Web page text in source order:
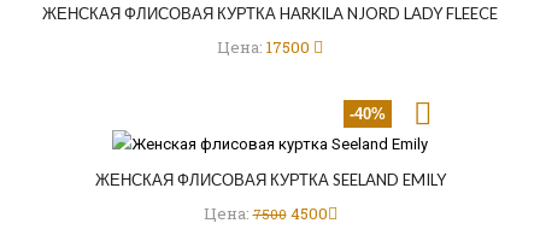
ЖЕНСКАЯ ФЛИСОВАЯ КУРТКА HARKILA NJORD LADY FLEECE
Цена: 17500
-40%
ЖЕНСКАЯ ФЛИСОВАЯ КУРТКА SEELAND EMILY
Цена:75004500